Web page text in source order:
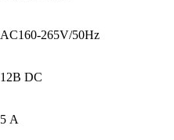
AC160-265V/50Hz
12В DC
5 А